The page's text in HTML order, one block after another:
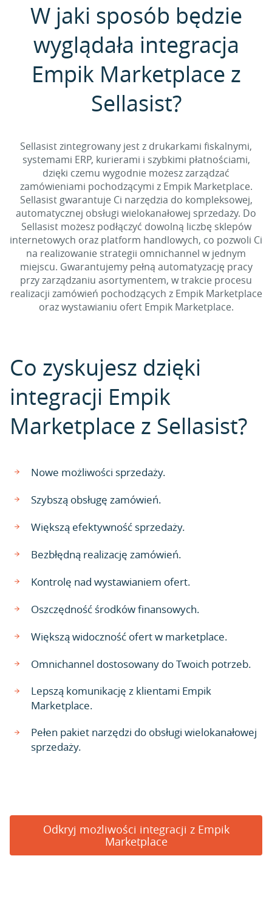
W jaki sposób będzie
wyglądała integracja
Empik Marketplace z
Sellasist?
Sellasist zintegrowany jest z drukarkami fiskalnymi,
systemami ERP, kurierami i szybkimi płatnościami,
dzięki czemu wygodnie możesz zarządzać
zamówieniami pochodzącymi z Empik Marketplace.
Sellasist gwarantuje Ci narzędzia do kompleksowej,
automatycznej obsługi wielokanałowej sprzedaży. Do
Sellasist możesz podłączyć dowolną liczbę sklepów
internetowych oraz platform handlowych, co pozwoli Ci
na realizowanie strategii omnichannel w jednym
miejscu. Gwarantujemy pełną automatyzację pracy
przy zarządzaniu asortymentem, w trakcie procesu
realizacji zamówień pochodzących z Empik Marketplace
oraz wystawianiu ofert Empik Marketplace.
Co zyskujesz dzięki
integracji Empik
Marketplace z Sellasist?
Nowe możliwości sprzedaży.
Szybszą obsługę zamówień.
Większą efektywność sprzedaży.
Bezbłędną realizację zamówień.
Kontrolę nad wystawianiem ofert.
Oszczędność środków finansowych.
Większą widoczność ofert w marketplace.
Omnichannel dostosowany do Twoich potrzeb.
Lepszą komunikację z klientami Empik
Marketplace.
Pełen pakiet narzędzi do obsługi wielokanałowej
sprzedaży.
Odkryj możliwości integracji z Empik
Marketplace